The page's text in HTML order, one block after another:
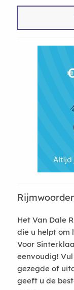
Het Van Dale
die u helpt om
Voor
eenvoudig!
gezegde of
geeft u de